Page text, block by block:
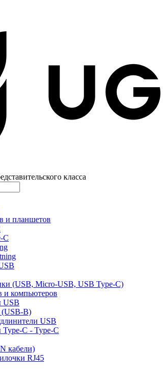
класса
и планшетов
C
(USB, Micro-USB, USB Type-C)
и компьютеров
USB
(USB-B)
USB
C - Type-C
кабели)
RJ45